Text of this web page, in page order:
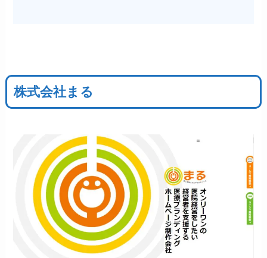
株式会社まる